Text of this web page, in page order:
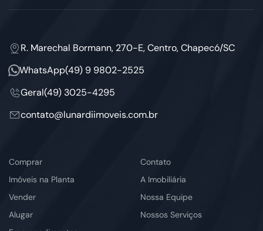
R. Marechal Bormann, 270-E, Centro, Chapecó/SC
WhatsApp(49) 9 9802-2525
Geral(49) 3025-4295
contato@lunardiimoveis.com.br
Comprar
Imóveis na Planta
Vender
Alugar
Contato
A Imobiliária
Nossa Equipe
Nossos Serviços